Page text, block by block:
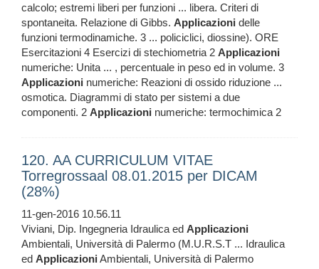
calcolo; estremi liberi per funzioni ... libera. Criteri di
spontaneita. Relazione di Gibbs. Applicazioni delle
funzioni termodinamiche. 3 ... policiclici, diossine). ORE
Esercitazioni 4 Esercizi di stechiometria 2 Applicazioni
numeriche: Unita ... , percentuale in peso ed in volume. 3
Applicazioni numeriche: Reazioni di ossido riduzione ...
osmotica. Diagrammi di stato per sistemi a due
componenti. 2 Applicazioni numeriche: termochimica 2
120. AA CURRICULUM VITAE
Torregrossaal 08.01.2015 per DICAM
(28%)
11-gen-2016 10.56.11
Viviani, Dip. Ingegneria Idraulica ed Applicazioni
Ambientali, Università di Palermo (M.U.R.S.T ... Idraulica
ed Applicazioni Ambientali, Università di Palermo